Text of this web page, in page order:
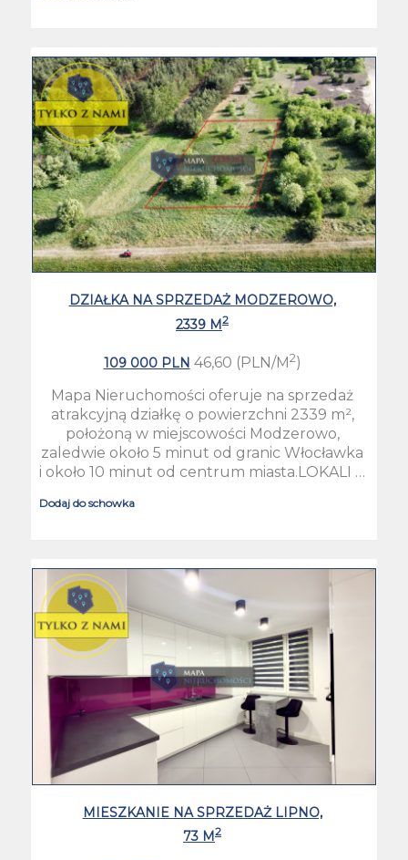
DZIAŁKA NA SPRZEDAŻ MODZEROWO,
2339 M2
109 000 PLN 46,60 (PLN/M2)
Mapa Nieruchomości oferuje na sprzedaż
atrakcyjną działkę o powierzchni 2339 m²,
położoną w miejscowości Modzerowo,
zaledwie około 5 minut od granic Włocławka
i około 10 minut od centrum miasta.LOKALI …
Dodaj do schowka
MIESZKANIE NA SPRZEDAŻ LIPNO,
73 M2